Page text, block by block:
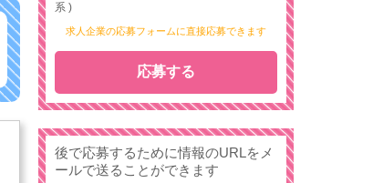
系 )
求人企業の応募フォームに直接応募できます
応募する
後で応募するために情報のURLをメ
ールで送ることができます